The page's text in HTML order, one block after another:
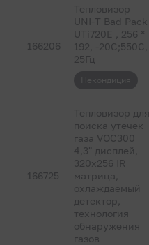
166206
Тепловизор
UNI-T Bad Pack
UTi720E , 256 *
192, -20C;550C,
25Гц
166725
Тепловизор для
поиска утечек
газа VOC300
4,3" дисплей,
320х256 IR
матрица,
охлаждаемый
детектор,
технология
обнаружения
газов